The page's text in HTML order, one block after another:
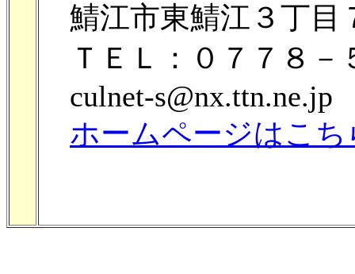
鯖江市東鯖江３丁目
ＴＥＬ：０７７８－
culnet-s@nx.ttn.ne.jp
ホームページはこち